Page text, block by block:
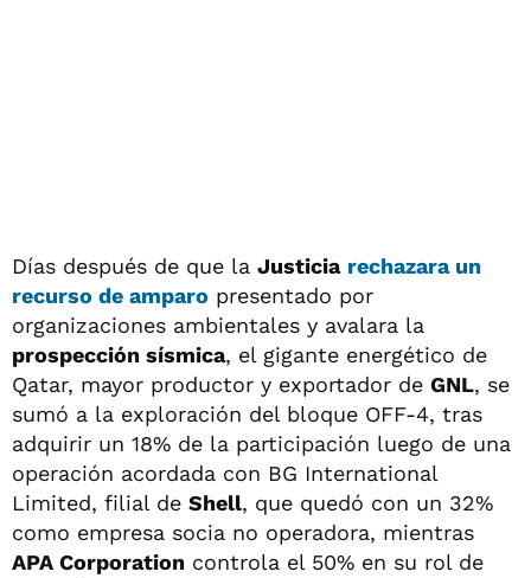
Días después de que la Justicia rechazara un
recurso de amparo presentado por
organizaciones ambientales y avalara la
prospección sísmica, el gigante energético de
Qatar, mayor productor y exportador de GNL, se
sumó a la exploración del bloque OFF-4, tras
adquirir un 18% de la participación luego de una
operación acordada con BG International
Limited, filial de Shell, que quedó con un 32%
como empresa socia no operadora, mientras
APA Corporation controla el 50% en su rol de